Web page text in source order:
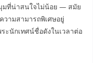
มที่น่าสนใจไม่น้อย — สมัย
ามสามารถพิเศษอยู่
ะนักเทศน์ชื่อดังในเวลาต่อ